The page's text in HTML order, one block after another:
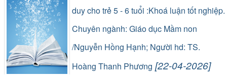
duy cho trẻ 5 - 6 tuổi :Khoá luận tốt nghiệp.
Chuyên ngành: Giáo dục Mầm non
/Nguyễn Hồng Hạnh; Người hd: TS.
Hoàng Thanh Phương [22-04-2026]